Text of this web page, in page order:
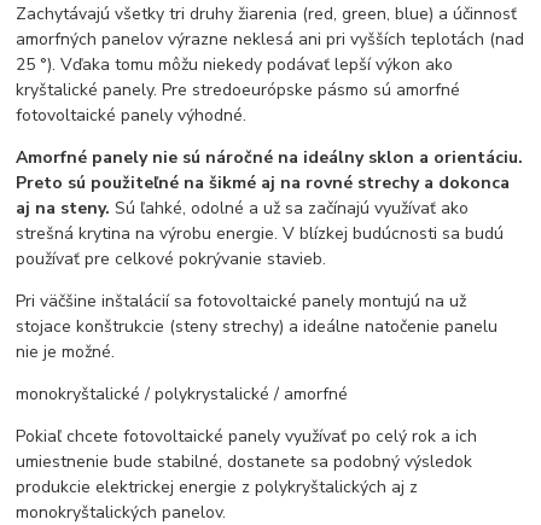
Zachytávajú všetky tri druhy žiarenia (red, green, blue) a účinnosť
amorfných panelov výrazne neklesá ani pri vyšších teplotách (nad
25 °). Vďaka tomu môžu niekedy podávať lepší výkon ako
kryštalické panely. Pre stredoeurópske pásmo sú amorfné
fotovoltaické panely výhodné.
Amorfné panely nie sú náročné na ideálny sklon a orientáciu.
Preto sú použiteľné na šikmé aj na rovné strechy a dokonca
aj na steny.Sú ľahké, odolné a už sa začínajú využívať ako
strešná krytina na výrobu energie. V blízkej budúcnosti sa budú
používať pre celkové pokrývanie stavieb.
Pri väčšine inštalácií sa fotovoltaické panely montujú na už
stojace konštrukcie (steny strechy) a ideálne natočenie panelu
nie je možné.
monokryštalické / polykrystalické / amorfné
Pokiaľ chcete fotovoltaické panely využívať po celý rok a ich
umiestnenie bude stabilné, dostanete sa podobný výsledok
produkcie elektrickej energie z polykryštalických aj z
monokryštalických panelov.